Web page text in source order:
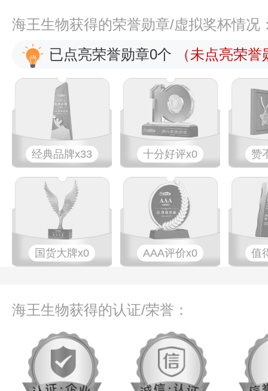
海王生物获得的荣誉勋章/虚拟奖杯情况
已点亮荣誉勋章0个
（未点亮荣
经典品牌x33 十分好评x0 赞
国货大牌x0 AAA评价x0 值
海王生物获得的认证/荣誉：